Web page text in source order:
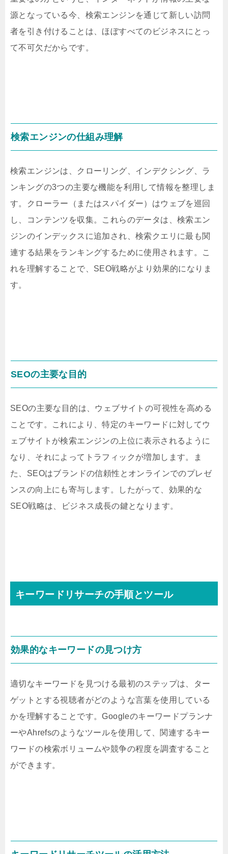
源となっている今、検索エンジンを通じて新しい訪問
者を引き付けることは、ほぼすべてのビジネスにとっ
て不可欠だからです。
検索エンジンの仕組み理解
検索エンジンは、クローリング、インデクシング、ラ
ンキングの3つの主要な機能を利用して情報を整理しま
す。クローラー（またはスパイダー）はウェブを巡回
し、コンテンツを収集。これらのデータは、検索エン
ジンのインデックスに追加され、検索クエリに最も関
連する結果をランキングするために使用されます。こ
れを理解することで、SEO戦略がより効果的になりま
す。
SEOの主要な目的
SEOの主要な目的は、ウェブサイトの可視性を高める
ことです。これにより、特定のキーワードに対してウ
ェブサイトが検索エンジンの上位に表示されるように
なり、それによってトラフィックが増加します。ま
た、SEOはブランドの信頼性とオンラインでのプレゼ
ンスの向上にも寄与します。したがって、効果的な
SEO戦略は、ビジネス成長の鍵となります。
キーワードリサーチの手順とツール
効果的なキーワードの見つけ方
適切なキーワードを見つける最初のステップは、ター
ゲットとする視聴者がどのような言葉を使用している
かを理解することです。Googleのキーワードプランナ
ーやAhrefsのようなツールを使用して、関連するキー
ワードの検索ボリュームや競争の程度を調査すること
ができます。